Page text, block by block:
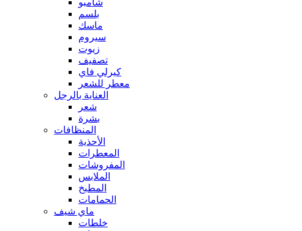
شامبو
بلسم
ماسك
سيروم
زيوت
تصفيف
كيرلي فاي
معطر للشعر
العناية بالرجل
شعر
بشرة
المنظافات
الأحذية
المعطرات
المفروشات
الملابس
المطبخ
الحمامات
ماي شيف
خلطات